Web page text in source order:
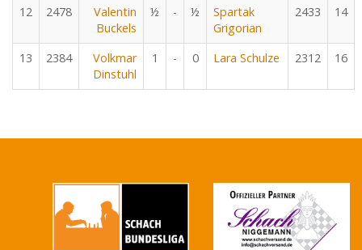
12 2478
Valentin
Buckels
½ - ½
Spartak
Grigorian
2433 14
13 2384
Volkmar
Dinstuhl
1 - 0 Lara Schulze 2312 16